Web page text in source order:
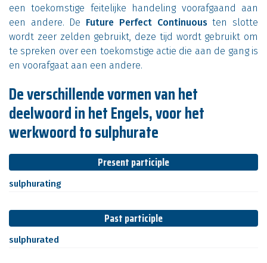
een toekomstige feitelijke handeling voorafgaand aan
een andere. De Future Perfect Continuousten slotte
wordt zeer zelden gebruikt, deze tijd wordt gebruikt om
te spreken over een toekomstige actie die aan de gang is
en voorafgaat aan een andere.
De verschillende vormen van het
deelwoord in het Engels, voor het
werkwoord to sulphurate
Present participle
sulphurating
Past participle
sulphurated